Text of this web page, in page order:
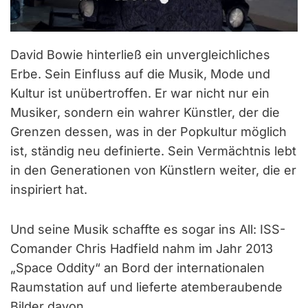
David Bowie hinterließ ein unvergleichliches
Erbe. Sein Einfluss auf die Musik, Mode und
Kultur ist unübertroffen. Er war nicht nur ein
Musiker, sondern ein wahrer Künstler, der die
Grenzen dessen, was in der Popkultur möglich
ist, ständig neu definierte. Sein Vermächtnis lebt
in den Generationen von Künstlern weiter, die er
inspiriert hat.
Und seine Musik schaffte es sogar ins All: ISS-
Comander Chris Hadfield nahm im Jahr 2013
„Space Oddity“ an Bord der internationalen
Raumstation auf und lieferte atemberaubende